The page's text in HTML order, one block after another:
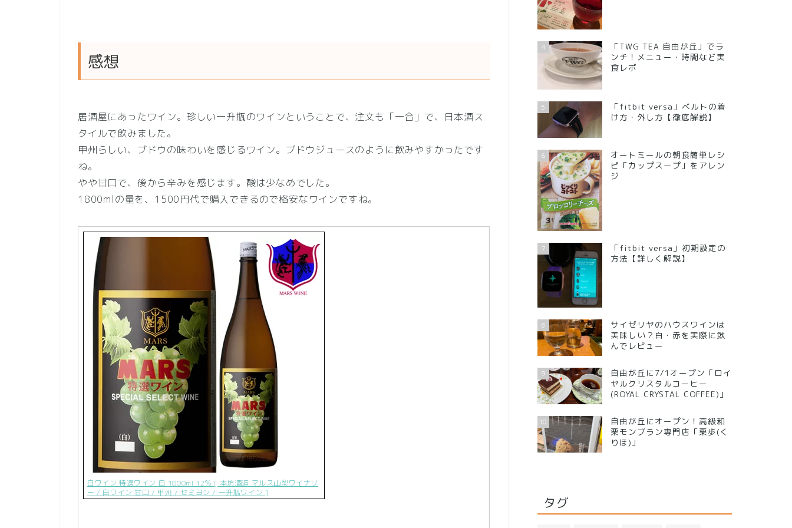
感想
居酒屋にあったワイン。珍しい一升瓶のワインということで、注文も「一合」で、日本酒ス
タイルで飲みました。
甲州らしい、ブドウの味わいを感じるワイン。ブドウジュースのように飲みやすかったです
ね。
やや甘口で、後から辛みを感じます。酸は少なめでした。
1800mlの量を、1500円代で購入できるので格安なワインですね。
白ワイン 特選ワイン 白 1800ml 12％ [ 本坊酒造 マルス山梨ワイナリ
ー / 白ワイン 甘口 / 甲州 / セミヨン / 一升瓶ワイン ]
4
「TWG TEA 自由が丘」でラ
ンチ！メニュー・時間など実
食レポ
5
「fitbit versa」ベルトの着
け方・外し方【徹底解説】
6
オートミールの朝食簡単レシ
ピ「カップスープ」をアレン
ジ
7
「fitbit versa」初期設定の
方法【詳しく解説】
8
サイゼリヤのハウスワインは
美味しい？白・赤を実際に飲
んでレビュー
9
自由が丘に7/1オープン「ロイ
ヤルクリスタルコーヒー
(ROYAL CRYSTAL COFFEE)」
10
自由が丘にオープン！高級和
栗モンブラン専門店「栗歩(く
りほ)」
タグ